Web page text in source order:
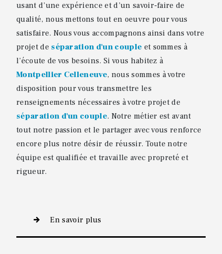
usant d’une expérience et d’un savoir-faire de
qualité, nous mettons tout en oeuvre pour vous
satisfaire. Nous vous accompagnons ainsi dans votre
projet de séparation d'un couple et sommes à
l’écoute de vos besoins. Si vous habitez à
Montpellier Celleneuve, nous sommes à votre
disposition pour vous transmettre les
renseignements nécessaires à votre projet de
séparation d'un couple. Notre métier est avant
tout notre passion et le partager avec vous renforce
encore plus notre désir de réussir. Toute notre
équipe est qualifiée et travaille avec propreté et
rigueur.
En savoir plus